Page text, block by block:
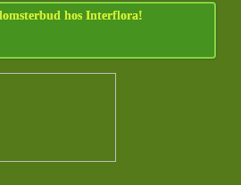
hos Interflora!